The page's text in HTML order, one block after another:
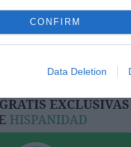
CONFIRM
Data Deletion